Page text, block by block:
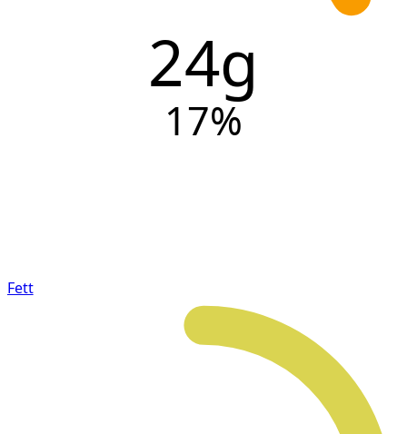
24g
17%
Fett